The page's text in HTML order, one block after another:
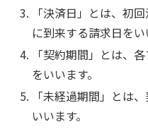
「決済日」とは、初
に到来する請求日をい
「契約期間」とは、
をいいます。
「未経過期間」とは
いいます。